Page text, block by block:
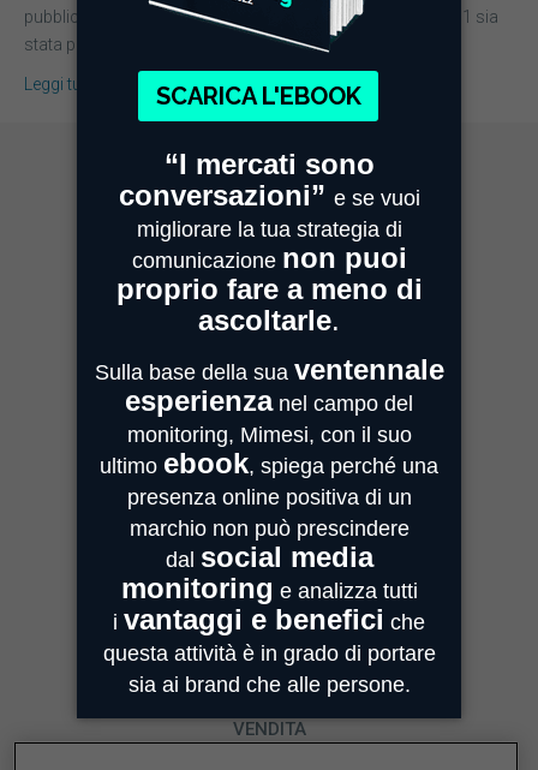
pubblicazione del Manifesto è chiaro come la tesi numero 1 sia
stata predittiva e lungimirante. Basti…
Leggi tutto
MIMESI MILANO
Sede Legale e Commerciale
Centro Direzionale Milanofiori
Strada 4, Palazzo A - Scala 2
MIMESI PARMA
Sede Operativa
Strada Quarta, 6/1D
43100 Parma
MIMESI FORLÌ
Sede divisione Audio Video
Via Guido Bonali, 14
47121 Forlì
ASSISTENZA
customercare@mimesi.com
Tel. 0521 463811
VENDITA